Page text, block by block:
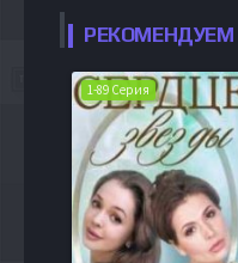
РЕКОМЕНДУЕМ
1-89 Серия